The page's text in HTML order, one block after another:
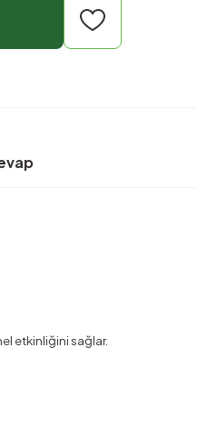
etkinliğini sağlar.